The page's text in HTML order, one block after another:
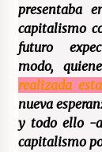
presentaba
capitalismo
futuro
modo,
realizada
nueva
y todo ello -
capitalismo